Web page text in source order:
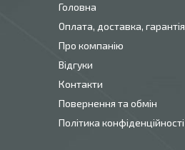
Головна
Оплата, доставка, гарантія
Про компанію
Відгуки
Контакти
Повернення та обмін
Політика конфіденційності